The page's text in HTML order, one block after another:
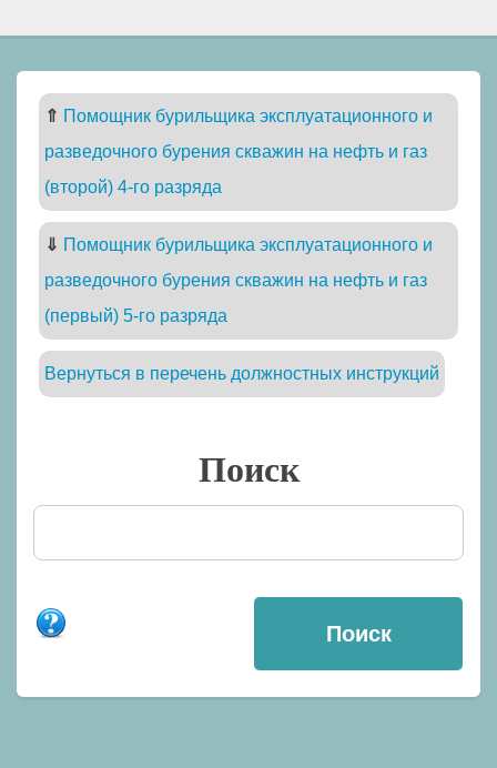
⇑ Помощник бурильщика эксплуатационного и
разведочного бурения скважин на нефть и газ
(второй) 4-го разряда
⇓ Помощник бурильщика эксплуатационного и
разведочного бурения скважин на нефть и газ
(первый) 5-го разряда
Вернуться в перечень должностных инструкций
Поиск